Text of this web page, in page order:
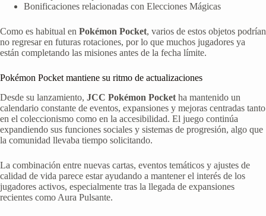
Bonificaciones relacionadas con Elecciones Mágicas
Como es habitual en Pokémon Pocket, varios de estos objetos podrían
no regresar en futuras rotaciones, por lo que muchos jugadores ya
están completando las misiones antes de la fecha límite.
Pokémon Pocket mantiene su ritmo de actualizaciones
Desde su lanzamiento, JCC Pokémon Pocket ha mantenido un
calendario constante de eventos, expansiones y mejoras centradas tanto
en el coleccionismo como en la accesibilidad. El juego continúa
expandiendo sus funciones sociales y sistemas de progresión, algo que
la comunidad llevaba tiempo solicitando.
La combinación entre nuevas cartas, eventos temáticos y ajustes de
calidad de vida parece estar ayudando a mantener el interés de los
jugadores activos, especialmente tras la llegada de expansiones
recientes como Aura Pulsante.